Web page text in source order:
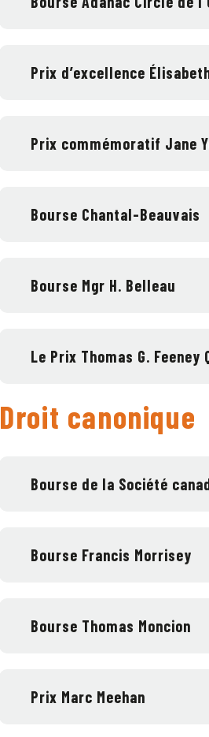
Prix d’excellence
Prix commémoratif Jane
Bourse Chantal-Beauvais
Bourse Mgr H. Belleau
Le Prix Thomas G.
Droit canonique
Bourse de la Société
Bourse Francis Morrisey
Bourse Thomas Moncion
Prix ​​Marc Meehan